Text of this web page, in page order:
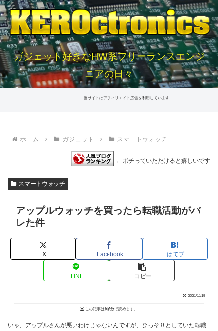
ガジェット好きなHW系フリーランスエンジ
ニアの日々
当サイトはアフィリエイト広告を利用しています
ホーム ガジェット スマートウォッチ
← ポチっていただけると嬉しいです
スマートウォッチ
アップルウォッチを買ったら転職活動がバ
レた件
X Facebook はてブ
LINE コピー
2021/11/15
この記事は約2分で読めます。
いゃ、アップルさんが悪いわけじゃないんですが、ひっそりとしていた転職